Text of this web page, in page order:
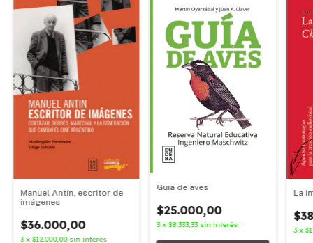
Manuel Antín, escritor de
imágenes
$36.000,00
3 x $12.000,00 sin interés
Guía de aves
$25.000,00
3 x$8.333,33 sin interés
La
3 x